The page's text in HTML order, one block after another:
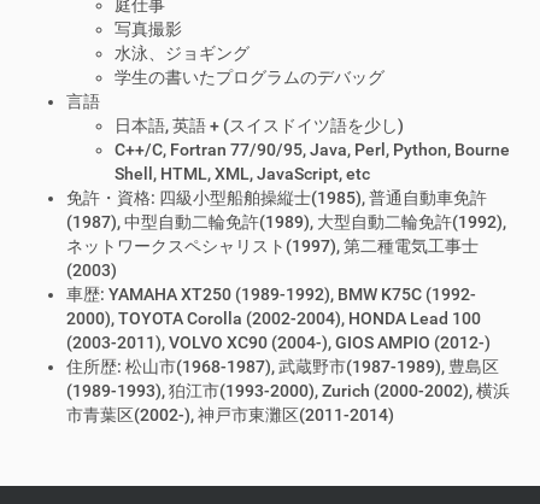
庭仕事
写真撮影
水泳、ジョギング
学生の書いたプログラムのデバッグ
言語
日本語, 英語 + (スイスドイツ語を少し)
C++/C, Fortran 77/90/95, Java, Perl, Python, Bourne
Shell, HTML, XML, JavaScript, etc
免許・資格: 四級小型船舶操縦士(1985), 普通自動車免許
(1987), 中型自動二輪免許(1989), 大型自動二輪免許(1992),
ネットワークスペシャリスト(1997), 第二種電気工事士
(2003)
車歴: YAMAHA XT250 (1989-1992), BMW K75C (1992-
2000), TOYOTA Corolla (2002-2004), HONDA Lead 100
(2003-2011), VOLVO XC90 (2004-), GIOS AMPIO (2012-)
住所歴: 松山市(1968-1987), 武蔵野市(1987-1989), 豊島区
(1989-1993), 狛江市(1993-2000), Zurich (2000-2002), 横浜
市青葉区(2002-), 神戸市東灘区(2011-2014)